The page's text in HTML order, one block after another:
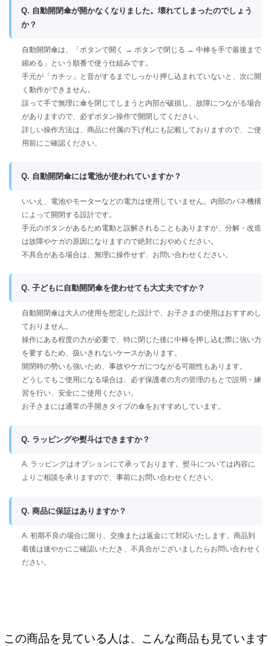
Q. 自動開閉傘が開かなくなりました。壊れてしまったのでしょう
か？
自動開閉傘は、「ボタンで開く → ボタンで閉じる → 中棒を手で最後まで
縮める」という順番で使う仕組みです。
手元が「カチッ」と音がするまでしっかり押し込まれていないと、次に開
く動作ができません。
誤って手で無理に傘を閉じてしまうと内部が破損し、故障につながる場合
がありますので、必ずボタン操作で開閉してください。
詳しい操作方法は、商品に付属の下げ札にも記載しておりますので、ご使
用前にご確認ください。
Q. 自動開閉傘には電池が使われていますか？
いいえ、電池やモーターなどの電力は使用していません。内部のバネ機構
によって開閉する設計です。
手元のボタンがあるため電動と誤解されることもありますが、分解・改造
は故障やケガの原因になりますので絶対におやめください。
不具合がある場合は、無理に操作せず、お問い合わせください。
Q. 子どもに自動開閉傘を使わせても大丈夫ですか？
自動開閉傘は大人の使用を想定した設計で、お子さまの使用はおすすめし
ておりません。
操作にある程度の力が必要で、特に閉じた後に中棒を押し込む際に強い力
を要するため、扱いきれないケースがあります。
開閉時の勢いも強いため、事故やケガにつながる可能性もあります。
どうしてもご使用になる場合は、必ず保護者の方の管理のもとで説明・練
習を行い、安全にご使用ください。
お子さまには通常の手開きタイプの傘をおすすめしています。
Q. ラッピングや熨斗はできますか？
A. ラッピングはオプションにて承っております。熨斗については内容に
よりご相談を承りますので、事前にお問い合わせください。
Q. 商品に保証はありますか？
A. 初期不良の場合に限り、交換または返金にて対応いたします。商品到
着後は速やかにご確認いただき、不具合がございましたらお問い合わせく
ださい。
この商品を見ている人は、こんな商品も見ています